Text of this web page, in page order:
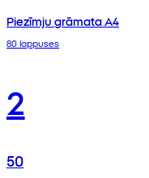
Piezīmju grāmata A4
80 lappuses
2
50